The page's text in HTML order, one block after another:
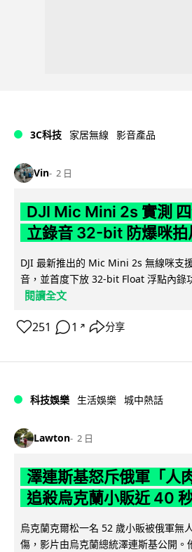
3C科技 家居無線 影音產品
Vin 2 日
DJI Mic Mini 2s 實測
立錄音 32-bit 防爆咪拍
DJI 最新推出的 Mic Mini 2s 無線咪支
音，並首度下放 32-bit Float 浮點內錄
閱讀全文
251 1 ↗ 分享
科技娛樂 生活娛樂 城中熱話
Lawton 2 日
澤連斯基怒斥俄軍「人
追殺烏克蘭小販近 40
烏克蘭克爾松一名 52 歲小販被俄軍無
傷，影片由烏克蘭總統澤連斯基公開。